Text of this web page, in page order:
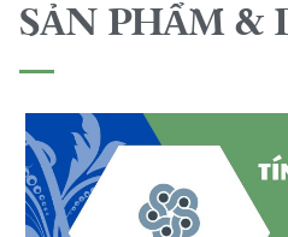
SẢN PHẨM &